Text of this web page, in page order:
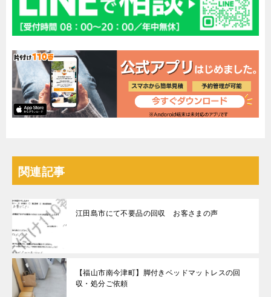
関連記事
江田島市にて不要品の回収 お客さまの声
【福山市南今津町】脚付きベッドマットレスの回
収・処分ご依頼